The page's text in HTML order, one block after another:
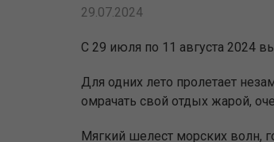
29.07.2024
С 29 июля по 11 августа 2024
Для одних лето пролетает
омрачать свой отдых жарой,
Мягкий шелест морских волн,